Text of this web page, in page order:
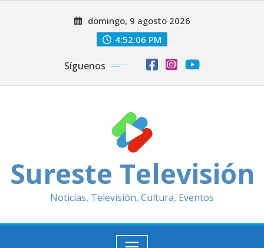
domingo, 9 agosto 2026
4:52:08 PM
Síguenos
Sureste Televisión
Noticias, Televisión, Cultura, Eventos